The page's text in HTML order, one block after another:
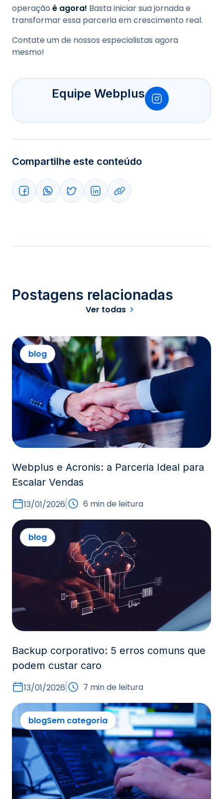
Compartilhe este conteúdo
operação é agora! Basta iniciar sua jornada e
transformar essa parceria em crescimento real.
Contate um de nossos especialistas agora
mesmo!
Equipe Webplus
Postagens relacionadas
Ver todas
blog
Webplus e Acronis: a Parceria Ideal para
Escalar Vendas
13/01/2026 6 min de leitura
blog
Backup corporativo: 5 erros comuns que
podem custar caro
13/01/2026 7 min de leitura
blogSem categoria